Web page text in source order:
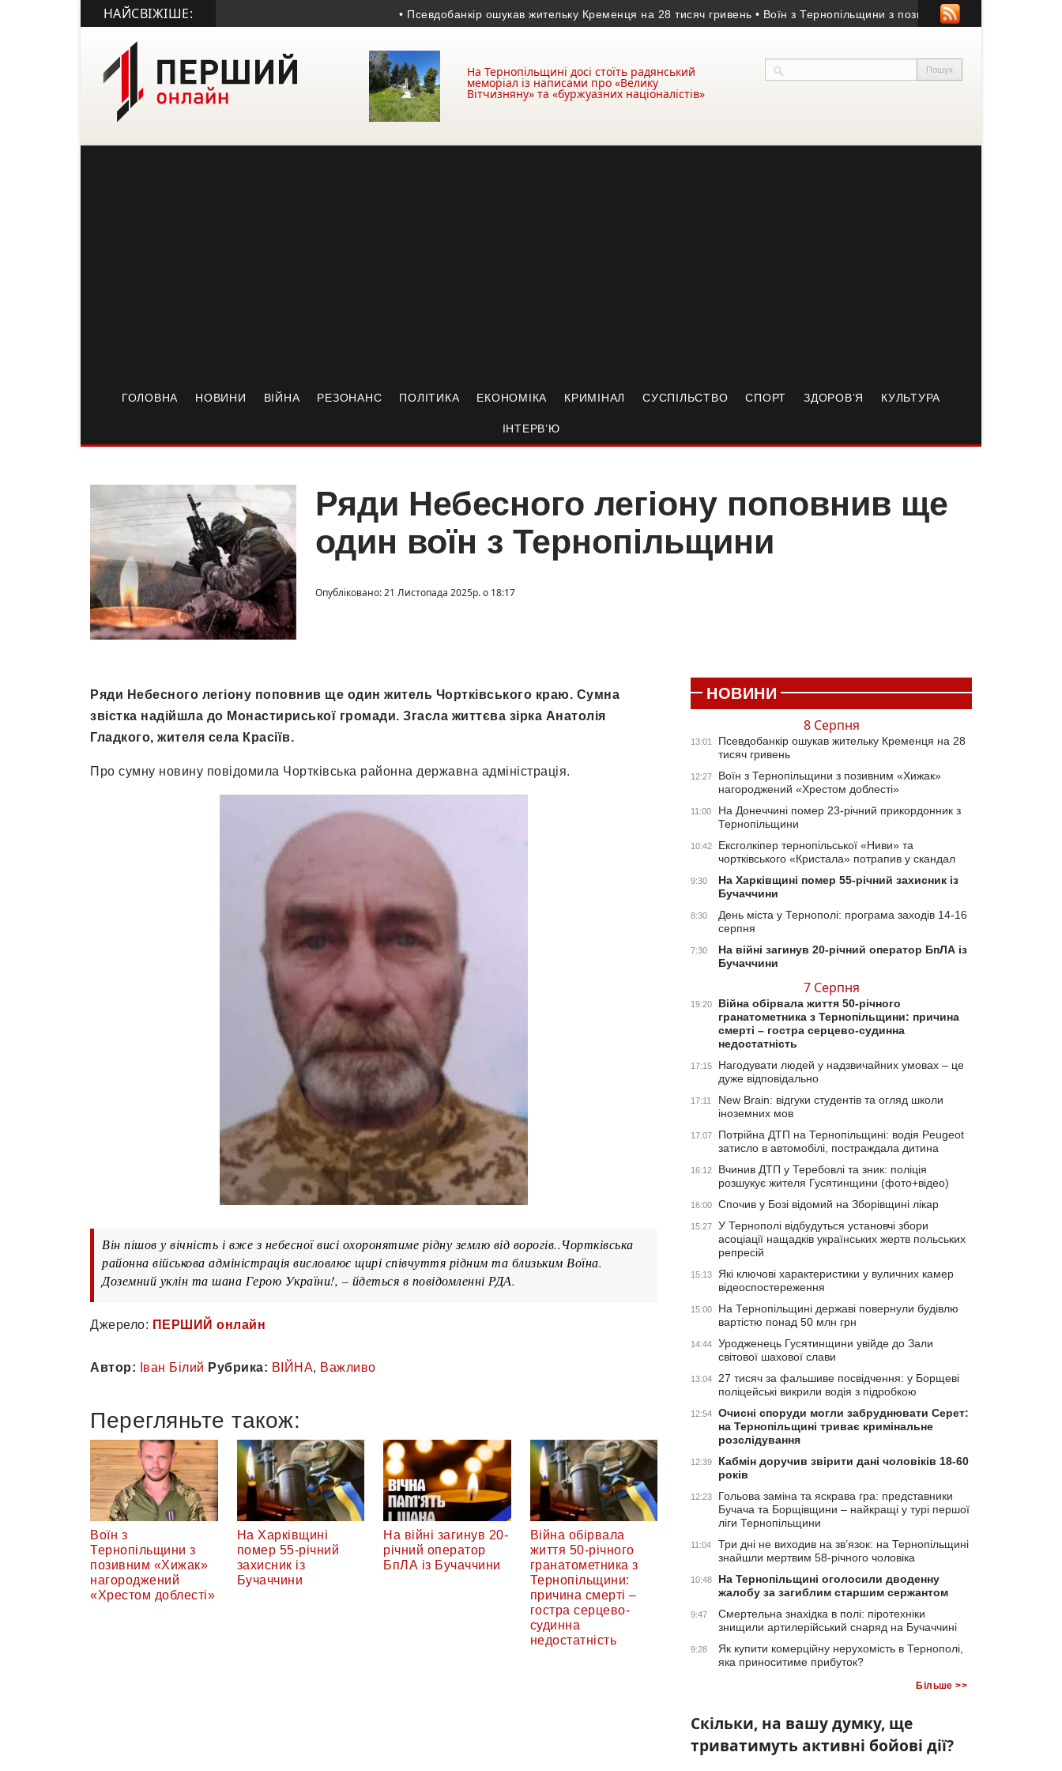
НАЙСВІЖІШЕ: • Псевдобанкір ошукав жительку Кременця на 28 тисяч гривень • Воїн з Тернопільщини з позивним «Хижак» нагороджений
На Тернопільщині досі стоїть радянський
меморіал із написами про «Велику
Вітчизняну» та «буржуазних націоналістів»
ГОЛОВНА НОВИНИ ВІЙНА РЕЗОНАНС ПОЛІТИКА ЕКОНОМІКА КРИМІНАЛ СУСПІЛЬСТВО СПОРТ ЗДОРОВ’Я КУЛЬТУРА
ІНТЕРВ’Ю
Ряди Небесного легіону поповнив ще
один воїн з Тернопільщини
Опубліковано: 21 Листопада 2025р. о 18:17
Ряди Небесного легіону поповнив ще один житель Чортківського краю. Сумна
звістка надійшла до Монастириської громади. Згасла життєва зірка Анатолія
Гладкого, жителя села Красіїв.
Про сумну новину повідомила Чортківська районна державна адміністрація.
Він пішов у вічність і вже з небесної висі охоронятиме рідну землю від ворогів..Чортківська
районна військова адміністрація висловлює щирі співчуття рідним та близьким Воїна.
Доземний уклін та шана Герою України!, – йдеться в повідомленні РДА.
Джерело: ПЕРШИЙ онлайн
Автор: Іван Білий Рубрика: ВІЙНА, Важливо
Перегляньте також:
Воїн з
Тернопільщини з
позивним «Хижак»
нагороджений
«Хрестом доблесті»
На Харківщині
помер 55-річний
захисник із
Бучаччини
На війні загинув 20-
річний оператор
БпЛА із Бучаччини
Війна обірвала
життя 50-річного
гранатометника з
Тернопільщини:
причина смерті –
гостра серцево-
судинна
недостатність
НОВИНИ
8 Серпня
13:01
Псевдобанкір ошукав жительку Кременця на 28
тисяч гривень
12:27
Воїн з Тернопільщини з позивним «Хижак»
нагороджений «Хрестом доблесті»
11:00
На Донеччині помер 23-річний прикордонник з
Тернопільщини
10:42
Ексголкіпер тернопільської «Ниви» та
чортківського «Кристала» потрапив у скандал
9:30
На Харківщині помер 55-річний захисник із
Бучаччини
8:30
День міста у Тернополі: програма заходів 14-16
серпня
7:30
На війні загинув 20-річний оператор БпЛА із
Бучаччини
7 Серпня
19:20
Війна обірвала життя 50-річного
гранатометника з Тернопільщини: причина
смерті – гостра серцево-судинна
недостатність
17:15
Нагодувати людей у надзвичайних умовах – це
дуже відповідально
17:11
New Brain: відгуки студентів та огляд школи
іноземних мов
17:07
Потрійна ДТП на Тернопільщині: водія Peugeot
затисло в автомобілі, постраждала дитина
16:12
Вчинив ДТП у Теребовлі та зник: поліція
розшукує жителя Гусятинщини (фото+відео)
16:00 Спочив у Бозі відомий на Зборівщині лікар
15:27
У Тернополі відбудуться установчі збори
асоціації нащадків українських жертв польських
репресій
15:13
Які ключові характеристики у вуличних камер
відеоспостереження
15:00
На Тернопільщині державі повернули будівлю
вартістю понад 50 млн грн
14:44
Уродженець Гусятинщини увійде до Зали
світової шахової слави
13:04
27 тисяч за фальшиве посвідчення: у Борщеві
поліцейські викрили водія з підробкою
12:54
Очисні споруди могли забруднювати Серет:
на Тернопільщині триває кримінальне
розслідування
12:39
Кабмін доручив звірити дані чоловіків 18-60
років
12:23
Гольова заміна та яскрава гра: представники
Бучача та Борщівщини – найкращі у турі першої
ліги Тернопільщини
11:04
Три дні не виходив на зв’язок: на Тернопільщині
знайшли мертвим 58-річного чоловіка
10:48
На Тернопільщині оголосили дводенну
жалобу за загиблим старшим сержантом
9:47
Смертельна знахідка в полі: піротехніки
знищили артилерійський снаряд на Бучаччині
9:28
Як купити комерційну нерухомість в Тернополі,
яка приноситиме прибуток?
Більше >>
Скільки, на вашу думку, ще
триватимуть активні бойові дії?